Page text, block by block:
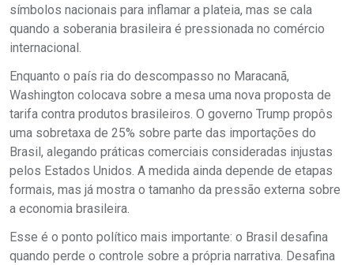
símbolos nacionais para inflamar a plateia, mas se cala
quando a soberania brasileira é pressionada no comércio
internacional.
Enquanto o país ria do descompasso no Maracanã,
Washington colocava sobre a mesa uma nova proposta de
tarifa contra produtos brasileiros. O governo Trump propôs
uma sobretaxa de 25% sobre parte das importações do
Brasil, alegando práticas comerciais consideradas injustas
pelos Estados Unidos. A medida ainda depende de etapas
formais, mas já mostra o tamanho da pressão externa sobre
a economia brasileira.
Esse é o ponto político mais importante: o Brasil desafina
quando perde o controle sobre a própria narrativa. Desafina